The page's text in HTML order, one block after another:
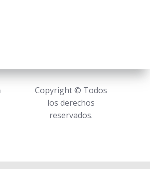
Copyright © Todos
los derechos
reservados.